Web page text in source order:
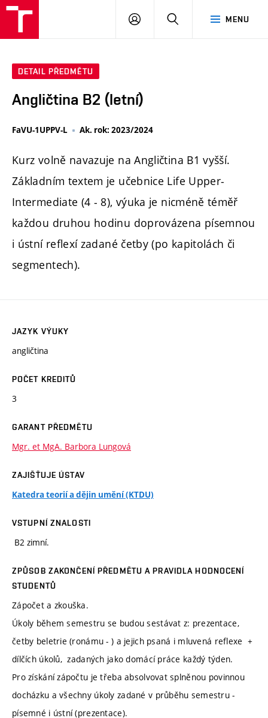
MENU
PŘIHLÁSIT
DETAIL PŘEDMĚTU
Angličtina B2 (letní)
FaVU-1UPPV-L Ak. rok: 2023/2024
Kurz volně navazuje na Angličtina B1 vyšší.
Základním textem je učebnice Life Upper-
Intermediate (4 - 8), výuka je nicméně téměř
každou druhou hodinu doprovázena písemnou
i ústní reflexí zadané četby (po kapitolách či
segmentech).
JAZYK VÝUKY
angličtina
POČET KREDITŮ
3
GARANT PŘEDMĚTU
Mgr. et MgA. Barbora Lungová
ZAJIŠŤUJE ÚSTAV
Katedra teorií a dějin umění (KTDU)
VSTUPNÍ ZNALOSTI
B2 zimní.
ZPŮSOB ZAKONČENÍ PŘEDMĚTU A PRAVIDLA HODNOCENÍ
STUDENTŮ
Zápočet a zkouška.
Úkoly během semestru se budou sestávat z: prezentace,
četby beletrie (ronámu - ) a jejich psaná i mluvená reflexe +
dílčích úkolů, zadaných jako domácí práce každý týden.
Pro získání zápočtu je třeba absolvovat splněnou povinnou
docházku a všechny úkoly zadané v průběhu semestru -
písemné i ústní (prezentace).